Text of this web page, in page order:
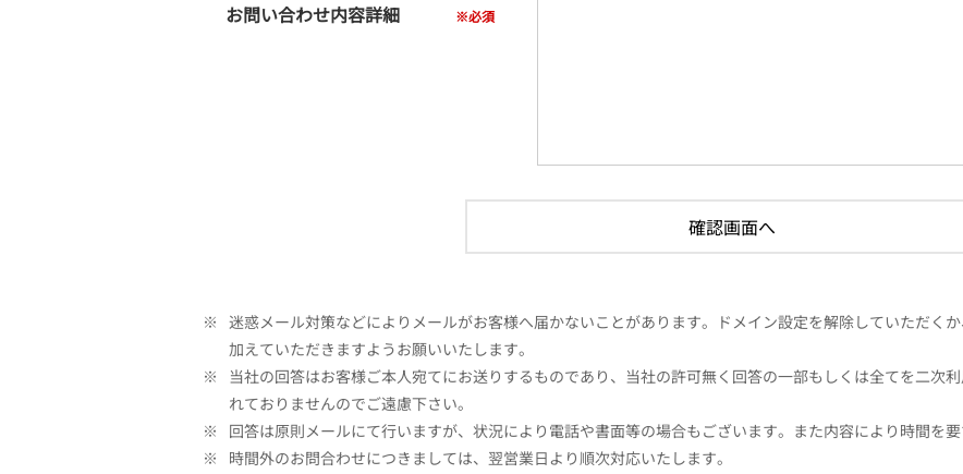
お問い合わせ内容詳細
※ 迷惑メール対策などによりメールがお客様へ届かないことがあります。ドメイン設定を解除していただく
加えていただきますようお願いいたします。
※
当社の回答はお客様ご本人宛てにお送りするものであり、当社の許可無く回答の一部もしくは全てを二次
れておりませんのでご遠慮下さい。
※
回答は原則メールにて行いますが、状況により電話や書面等の場合もございます。また内容により時間を要
※
時間外のお問合わせにつきましては、翌営業日より順次対応いたします。